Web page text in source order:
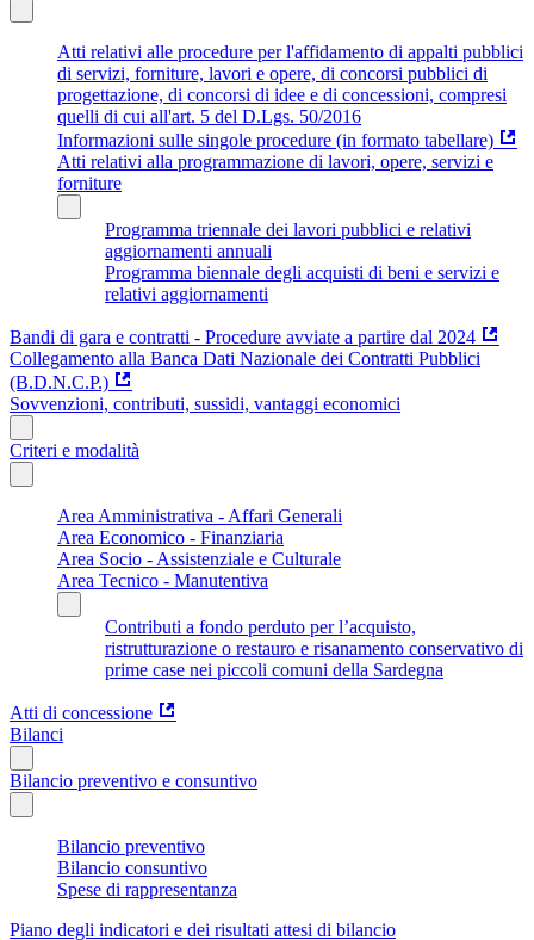
Atti relativi alle procedure per l'affidamento di appalti pubblici
di servizi, forniture, lavori e opere, di concorsi pubblici di
progettazione, di concorsi di idee e di concessioni, compresi
quelli di cui all'art. 5 del D.Lgs. 50/2016
Informazioni sulle singole procedure (in formato tabellare)
Atti relativi alla programmazione di lavori, opere, servizi e
forniture
Programma triennale dei lavori pubblici e relativi
aggiornamenti annuali
Programma biennale degli acquisti di beni e servizi e
relativi aggiornamenti
Bandi di gara e contratti - Procedure avviate a partire dal 2024
Collegamento alla Banca Dati Nazionale dei Contratti Pubblici
(B.D.N.C.P.)
Sovvenzioni, contributi, sussidi, vantaggi economici
Criteri e modalità
Area Amministrativa - Affari Generali
Area Economico - Finanziaria
Area Socio - Assistenziale e Culturale
Area Tecnico - Manutentiva
Contributi a fondo perduto per l’acquisto,
ristrutturazione o restauro e risanamento conservativo di
prime case nei piccoli comuni della Sardegna
Atti di concessione
Bilanci
Bilancio preventivo e consuntivo
Bilancio preventivo
Bilancio consuntivo
Spese di rappresentanza
Piano degli indicatori e dei risultati attesi di bilancio